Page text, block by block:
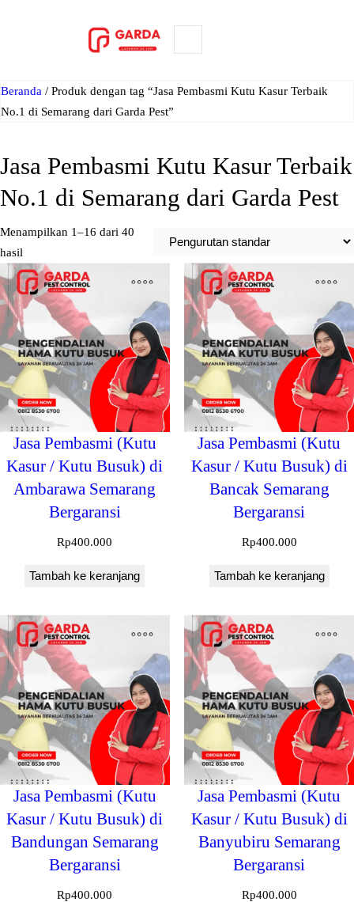
Beranda / Produk dengan tag “Jasa Pembasmi Kutu Kasur Terbaik
No.1 di Semarang dari Garda Pest”
Jasa Pembasmi Kutu Kasur Terbaik
No.1 di Semarang dari Garda Pest
Menampilkan 1–16 dari 40
hasil
Jasa Pembasmi (Kutu
Kasur / Kutu Busuk) di
Ambarawa Semarang
Bergaransi
Rp400.000
Tambah ke keranjang
Jasa Pembasmi (Kutu
Kasur / Kutu Busuk) di
Bancak Semarang
Bergaransi
Rp400.000
Tambah ke keranjang
Jasa Pembasmi (Kutu
Kasur / Kutu Busuk) di
Bandungan Semarang
Bergaransi
Rp400.000
Jasa Pembasmi (Kutu
Kasur / Kutu Busuk) di
Banyubiru Semarang
Bergaransi
Rp400.000